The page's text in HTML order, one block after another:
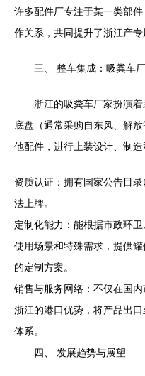
许多配件厂专注于某一类部
作关系，共同提升了浙江产专
三、 整车集成：吸粪车
浙江的吸粪车厂家扮演
底盘（通常采购自东风、解
他配件，进行上装设计、制
资质认证：拥有国家公告目
法上牌。
定制化能力：能根据市政环
使用场景和特殊需求，提供
的定制方案。
销售与服务网络：不仅在国
浙江的港口优势，将产品出
体系。
四、 发展趋势与展望